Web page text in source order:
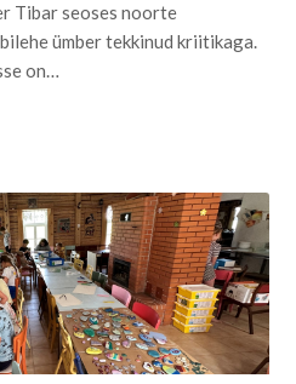
Tibar seoses noorte
ümber tekkinud kriitikaga.
on…